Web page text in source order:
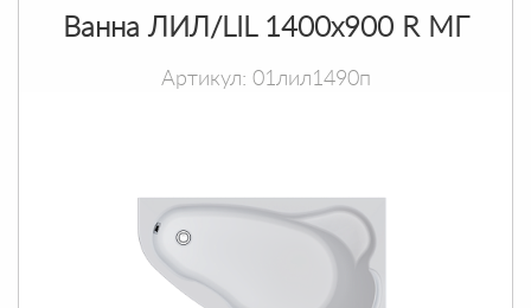
Ванна ЛИЛ/LIL 1400х900 R МГ
Артикул: 01лил1490п